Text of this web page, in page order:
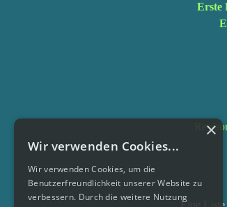
Erste
Eine
×
Wir verwenden Cookies...
Wir verwenden Cookies, um die
Benutzerfreundlichkeit unserer Website zu
verbessern. Durch die weitere Nutzung